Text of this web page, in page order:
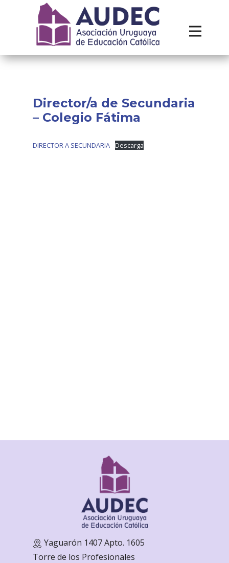
Institucional
Recursos
Director/a de Secundaria
– Colegio Fátima
DIRECTOR A SECUNDARIA Descarga
Yaguarón 1407 Apto. 1605
Torre de los Profesionales